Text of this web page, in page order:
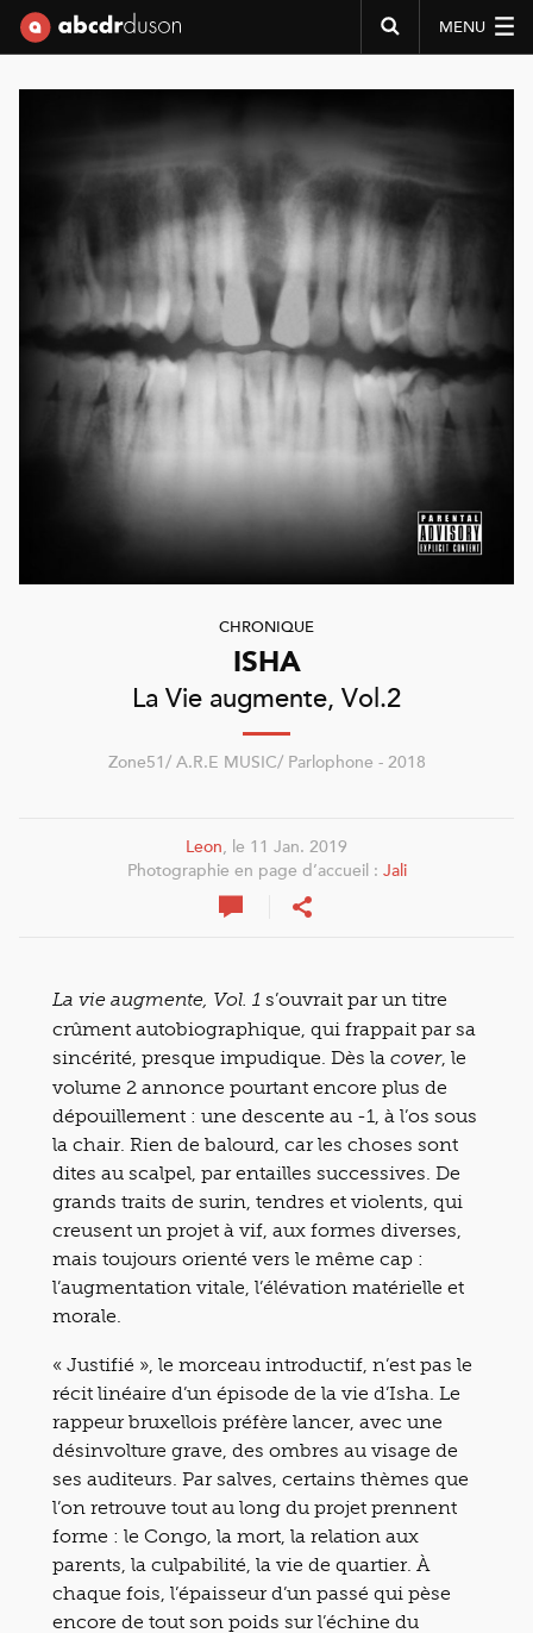
MENU
CHRONIQUE
ISHA
La Vie augmente, Vol.2
Zone51/ A.R.E MUSIC/ Parlophone - 2018
Leon, le 11 Jan. 2019
Photographie en page d’accueil : Jali
La vie augmente, Vol. 1 s’ouvrait par un titre
crûment autobiographique, qui frappait par sa
sincérité, presque impudique. Dès la cover, le
volume 2 annonce pourtant encore plus de
dépouillement : une descente au -1, à l’os sous
la chair. Rien de balourd, car les choses sont
dites au scalpel, par entailles successives. De
grands traits de surin, tendres et violents, qui
creusent un projet à vif, aux formes diverses,
mais toujours orienté vers le même cap :
l’augmentation vitale, l’élévation matérielle et
morale.
« Justifié », le morceau introductif, n’est pas le
récit linéaire d’un épisode de la vie d’Isha. Le
rappeur bruxellois préfère lancer, avec une
désinvolture grave, des ombres au visage de
ses auditeurs. Par salves, certains thèmes que
l’on retrouve tout au long du projet prennent
forme : le Congo, la mort, la relation aux
parents, la culpabilité, la vie de quartier. À
chaque fois, l’épaisseur d’un passé qui pèse
encore de tout son poids sur l’échine du